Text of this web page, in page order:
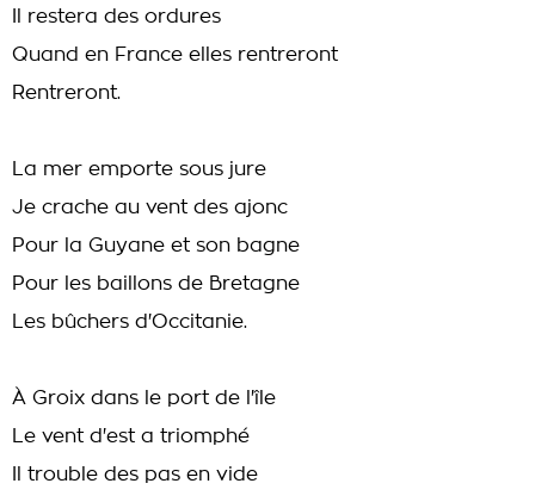
Il restera des ordures
Quand en France elles rentreront
Rentreront.
La mer emporte sous jure
Je crache au vent des ajonc
Pour la Guyane et son bagne
Pour les baillons de Bretagne
Les bûchers d'Occitanie.
À Groix dans le port de l'île
Le vent d'est a triomphé
Il trouble des pas en vide